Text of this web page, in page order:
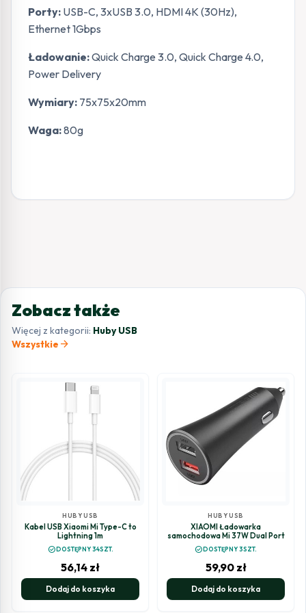
Porty: USB-C, 3xUSB 3.0, HDMI 4K (30Hz),
Ethernet 1Gbps
Ładowanie:Quick Charge 3.0, Quick Charge 4.0,
Power Delivery
Wymiary: 75x75x20mm
Waga:80g
Zobacz także
Więcej z kategorii: Huby USB
Wszystkie arrow_forward
HUBY USB
Kabel USB Xiaomi Mi Type-C to
Lightning 1m
check_circleDOSTĘPNY 34SZT.
56,14 zł
Dodaj do koszyka
HUBY USB
XIAOMI Ładowarka
samochodowa Mi 37W Dual Port
check_circleDOSTĘPNY 3SZT.
59,90 zł
Dodaj do koszyka